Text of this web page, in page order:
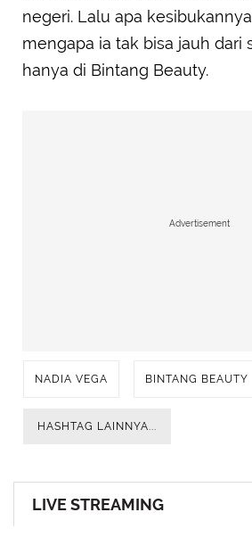
negeri. Lalu apa
mengapa ia tak bisa jauh dari
hanya di Bintang Beauty.
Advertisement
NADIA VEGA BINTANG BEAUTY
HASHTAG LAINNYA...
LIVE STREAMING